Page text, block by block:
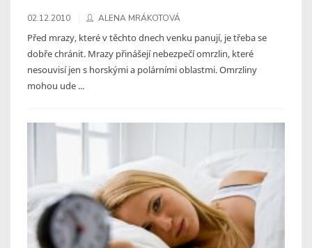
02.12.2010 ALENA MRÁKOTOVÁ
Před mrazy, které v těchto dnech venku panují, je třeba se
dobře chránit. Mrazy přinášejí nebezpečí omrzlin, které
nesouvisí jen s horskými a polárními oblastmi. Omrzliny
mohou ude ...